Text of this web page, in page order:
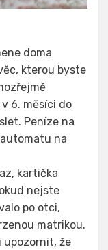
doma
kterou byste
6. měsíci do
Peníze na
na
kartička
nejste
po otci,
matrikou.
upozornit, že